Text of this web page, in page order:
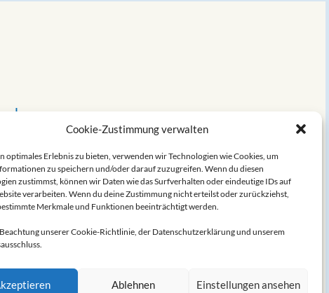
Cookie-Zustimmung verwalten
optimales Erlebnis zu bieten, verwenden wir Technologien wie Cookies, um
zu speichern und/oder darauf zuzugreifen. Wenn du diesen
zustimmst, können wir Daten wie das Surfverhalten oder eindeutige IDs auf
verarbeiten. Wenn du deine Zustimmung nicht erteilst oder zurückziehst,
Merkmale und Funktionen beeinträchtigt werden.
unserer Cookie-Richtlinie, der Datenschutzerklärung und unserem
Ablehnen Einstellungen ansehen